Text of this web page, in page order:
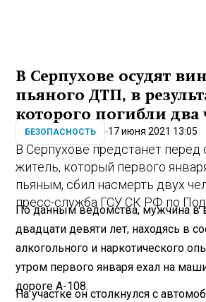
В Серпухове осудят
пьяного ДТП, в
которого погибли два
БЕЗОПАСНОСТЬ 17 июня 2021 13:05
В Серпухове предстанет
житель, который первого
пьяным, сбил насмерть двух
пресс-служба ГСУ СК РФ по
По данным ведомства, мужчина в
двадцати девяти лет, находясь в
алкогольного и наркотического
утром первого января ехал на
дороге А-108.
На участке он столкнулся с